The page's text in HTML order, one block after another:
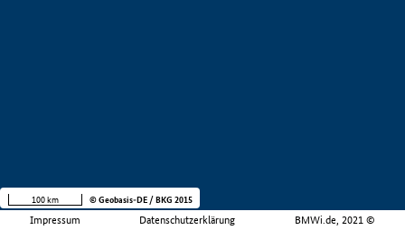
Impressum Datenschutzerklärung BMWi.de, 2021 ©
100 km © Geobasis-DE / BKG 2015